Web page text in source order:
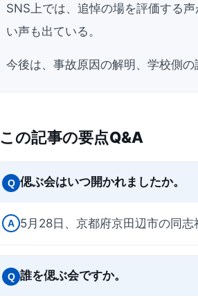
SNS上では、追悼の場を評価する
い声も出ている。
今後は、事故原因の解明、学校側
この記事の要点Q&A
Q 偲ぶ会はいつ開かれましたか。
A 5月28日、京都府京田辺市の同志
Q 誰を偲ぶ会ですか。